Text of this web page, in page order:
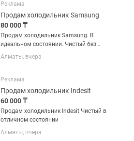
Реклама
Продам холодильник Samsung
80 000 ₸
Продам холодильник Samsung. В
идеальном состоянии. Чистый без
запахов резинки целые. Возможно
доставка
Алматы, вчера
Реклама
Продам холодильник Indesit
60 000 ₸
Продам холодильник Indesit Чистый в
отличном состоянии
Алматы, вчера